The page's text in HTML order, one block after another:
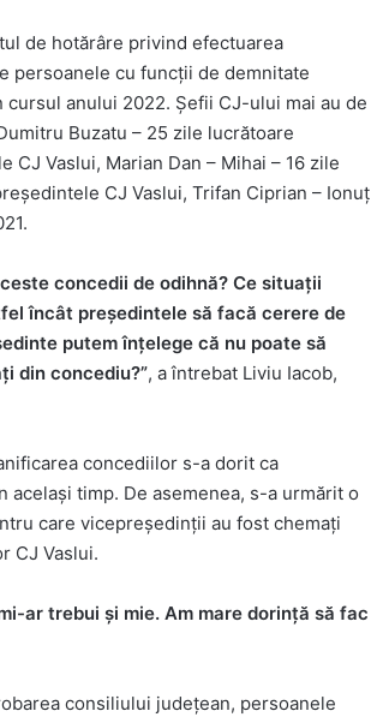
de hotărâre privind efectuarea
persoanele cu funcții de demnitate
anului 2022. Șefii CJ-ului mai au de
Buzatu – 25 zile lucrătoare
Vaslui, Marian Dan – Mihai – 16 zile
CJ Vaslui, Trifan Ciprian – Ionuț
concedii de odihnă? Ce situații
încât președintele să facă cerere de
putem înțelege că nu poate să
din concediu?”, a întrebat Liviu Iacob,
concediilor s-a dorit ca
timp. De asemenea, s-a urmărit o
care vicepreședinții au fost chemați
CJ Vaslui.
ar trebui și mie. Am mare dorință să fac
consiliului județean, persoanele